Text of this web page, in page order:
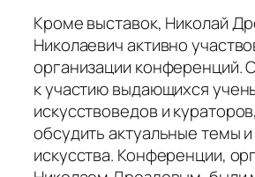
Кроме выставок, Николай
Николаевич активно
организации конференций.
к участию выдающихся
искусствоведов и
обсудить актуальные темы
искусства. Конференции,